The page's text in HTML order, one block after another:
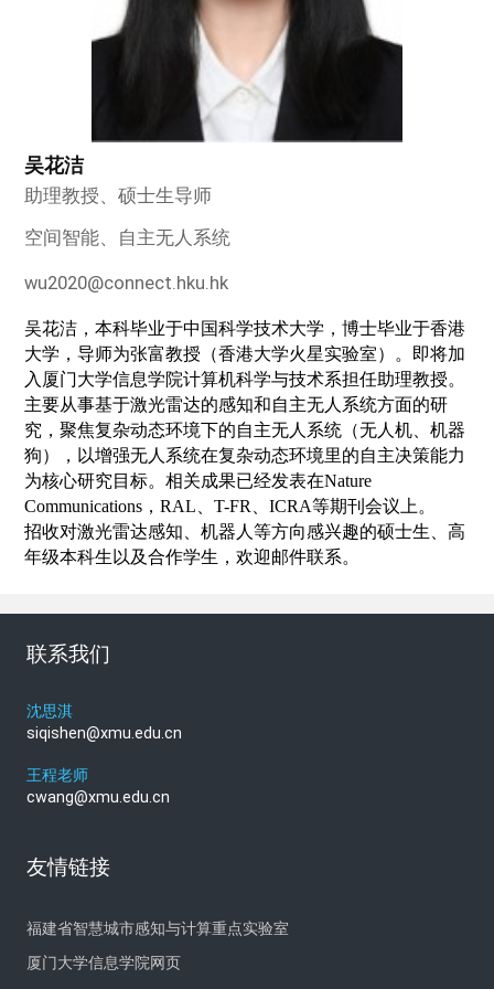
吴花洁
助理教授、硕士生导师
空间智能、自主无人系统
wu2020@connect.hku.hk
吴花洁，本科毕业于中国科学技术大学，博士毕业于香港
大学，导师为张富教授（香港大学火星实验室）。即将加
入厦门大学信息学院计算机科学与技术系担任助理教授。
主要从事基于激光雷达的感知和自主无人系统方面的研
究，聚焦复杂动态环境下的自主无人系统（无人机、机器
狗），以增强无人系统在复杂动态环境里的自主决策能力
为核心研究目标。相关成果已经发表在Nature
Communications，RAL、T-FR、ICRA等期刊会议上。
招收对激光雷达感知、机器人等方向感兴趣的硕士生、高
年级本科生以及合作学生，欢迎邮件联系。
联系我们
沈思淇
siqishen@xmu.edu.cn
王程老师
cwang@xmu.edu.cn
友情链接
福建省智慧城市感知与计算重点实验室
厦门大学信息学院网页